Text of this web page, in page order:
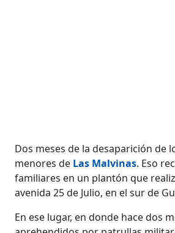
Dos meses de la desaparición de
menores de Las Malvinas. Eso
familiares en un plantón que
avenida 25 de Julio, en el sur de
En ese lugar, en donde hace dos